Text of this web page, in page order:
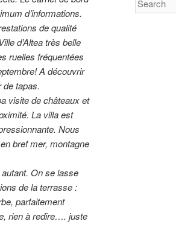
d’informations.
de qualité
d’Altea très belle
ruelles fréquentées
A découvrir
de tapas.
visite de châteaux et
La villa est
Nous
bref mer, montagne
On se lasse
de la terrasse :
parfaitement
rien à redire…. juste